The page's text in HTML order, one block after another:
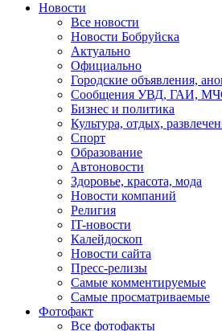
Новости
Все новости
Новости Бобруйска
Актуально
Официально
Городские объявления,
Сообщения УВД, ГАИ,
Бизнес и политика
Культура, отдых,
Спорт
Образование
Автоновости
Здоровье, красота, мода
Новости компаний
Религия
IT-новости
Калейдоскоп
Новости сайта
Пресс-релизы
Самые комментируемые
Самые просматриваемые
Фотофакт
Все фотофакты